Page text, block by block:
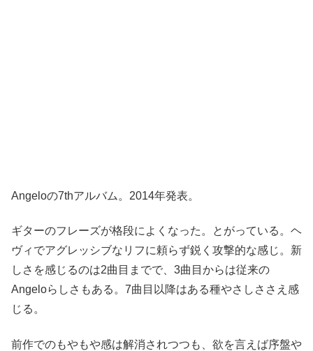
Angeloの7thアルバム。2014年発表。
ギターのフレーズが格段によくなった。とがっている。ヘ
ヴィでアグレッシブなリフに頼らず鋭く攻撃的な感じ。新
しさを感じるのは2曲目までで、3曲目からは従来の
Angeloらしさもある。7曲目以降はある種やさしささえ感
じる。
前作でのもやもや感は解消されつつも、欲を言えば序盤や